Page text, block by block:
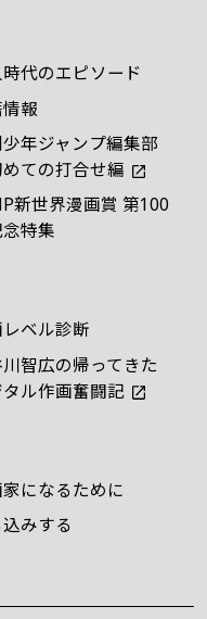
代のエピソード
報
年ジャンプ編集部
めての打合せ編
新世界漫画賞 第100
特集
ベル診断
智広の帰ってきた
ル作画奮闘記
になるために
みする